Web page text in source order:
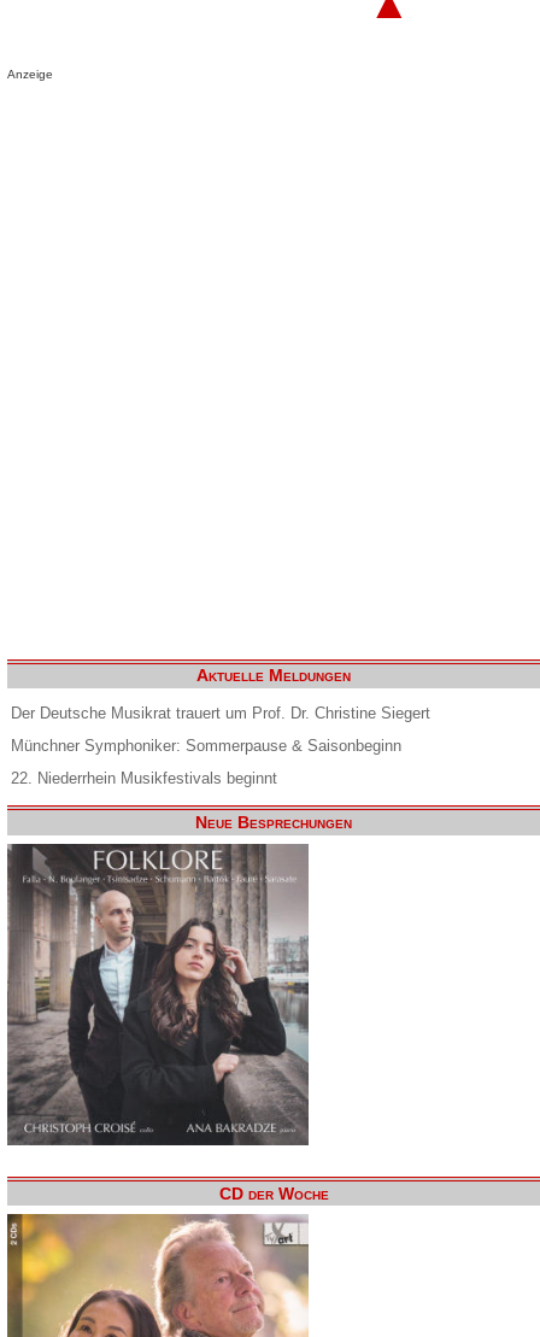
Anzeige
Aktuelle Meldungen
Der Deutsche Musikrat trauert um Prof. Dr. Christine Siegert
Münchner Symphoniker: Sommerpause & Saisonbeginn
22. Niederrhein Musikfestivals beginnt
Neue Besprechungen
CD der Woche